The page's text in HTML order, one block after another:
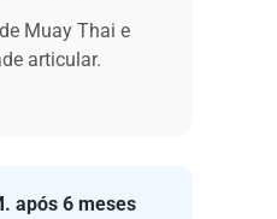
Muay Thai e
articular.
após 6 meses